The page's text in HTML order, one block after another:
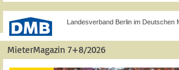
Landesverband Berlin im Deutschen
MieterMagazin 7+8/2026